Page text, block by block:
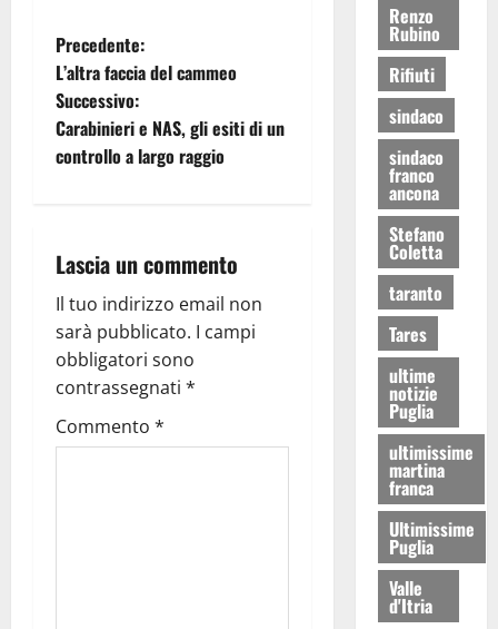
Precedente:
L’altra faccia del cammeo
Successivo:
Carabinieri e NAS, gli esiti di un
controllo a largo raggio
Lascia un commento
Il tuo indirizzo email non
sarà pubblicato. I campi
obbligatori sono
contrassegnati *
Commento *
Renzo
Rubino
Rifiuti
sindaco
sindaco
franco
ancona
Stefano
Coletta
taranto
Tares
ultime
notizie
Puglia
ultimissime
martina
franca
Ultimissime
Puglia
Valle
d'Itria